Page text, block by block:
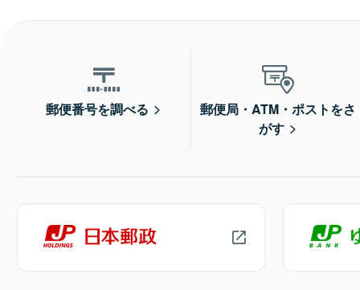
郵便番号を調べる
郵便局・ATM・ポストをさ
がす